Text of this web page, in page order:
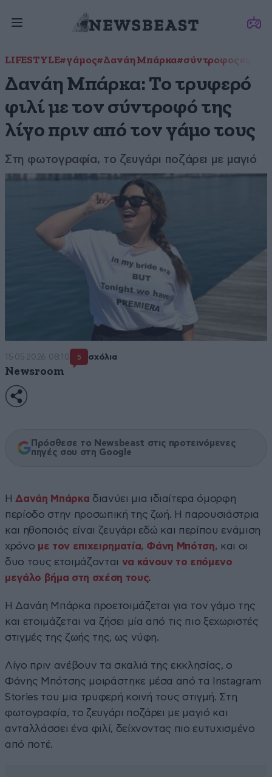
LIFESTYLE#γάμος#Δανάη Μπάρκα#σύντροφος
Δανάη Μπάρκα: Το τρυφερό
φιλί με τον σύντροφό της
λίγο πριν από τον γάμο τους
Στη φωτογραφία, το ζευγάρι ποζάρει με μαγιό
15·05·2026 08:10 5 σχόλια
Newsroom
Πρόσθεσε το Newsbeast στις προτεινόμενες
πηγές σου στη Google
Η Δανάη Μπάρκα διανύει μια ιδιαίτερα όμορφη
περίοδο στην προσωπική της ζωή. Η παρουσιάστρια
και ηθοποιός είναι ζευγάρι εδώ και περίπου ενάμιση
χρόνο με τον επιχειρηματία, Φάνη Μπότση, και οι
δυο τους ετοιμάζονται να κάνουν το επόμενο
μεγάλο βήμα στη σχέση τους.
Η Δανάη Μπάρκα προετοιμάζεται για τον γάμο της
και ετοιμάζεται να ζήσει μία από τις πιο ξεχωριστές
στιγμές της ζωής της, ως νύφη.
Λίγο πριν ανέβουν τα σκαλιά της εκκλησίας, ο
Φάνης Μπότσης μοιράστηκε μέσα από τα Instagram
Stories του μια τρυφερή κοινή τους στιγμή. Στη
φωτογραφία, το ζευγάρι ποζάρει με μαγιό και
ανταλλάσσει ένα φιλί, δείχνοντας πιο ευτυχισμένο
από ποτέ.